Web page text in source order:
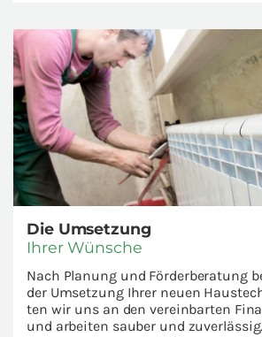
Die Um­set­zung
Ihrer Wün­sche
Nach Pla­nung und Förderbe­ra­tung
der Um­set­zung Ihrer neuen
ten wir uns an den ver­ein­bar­ten
und ar­bei­ten saub­er und